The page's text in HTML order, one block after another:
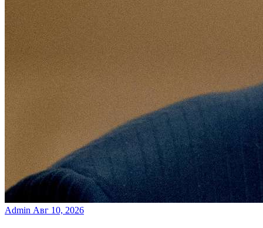
Admin Авг 10, 2026